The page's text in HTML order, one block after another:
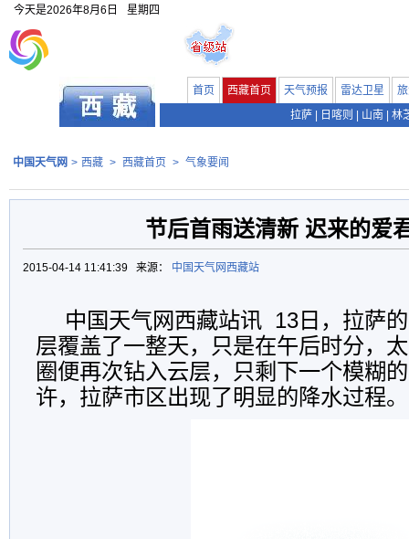
今天是2026年8月6日 星期四
首页 西藏首页 天气预报 雷达卫星
拉萨
日喀则 山南 林
中国天气网 > 西藏 > 西藏首页 > 气象要闻
节后首雨送清新 迟来的爱
2015-04-14 11:41:39 来源： 中国天气网西藏站
中国天气网西藏站讯 13 日，拉萨
层覆盖了一整天，只是在午后时分，
圈便再次钻入云层，只剩下一个模糊
许，拉萨市区出现了明显的降水过程。